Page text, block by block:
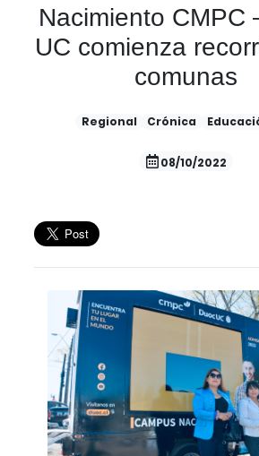
Nacimiento CMPC
UC comienza
comunas
Regional Crónica
08/10/2022